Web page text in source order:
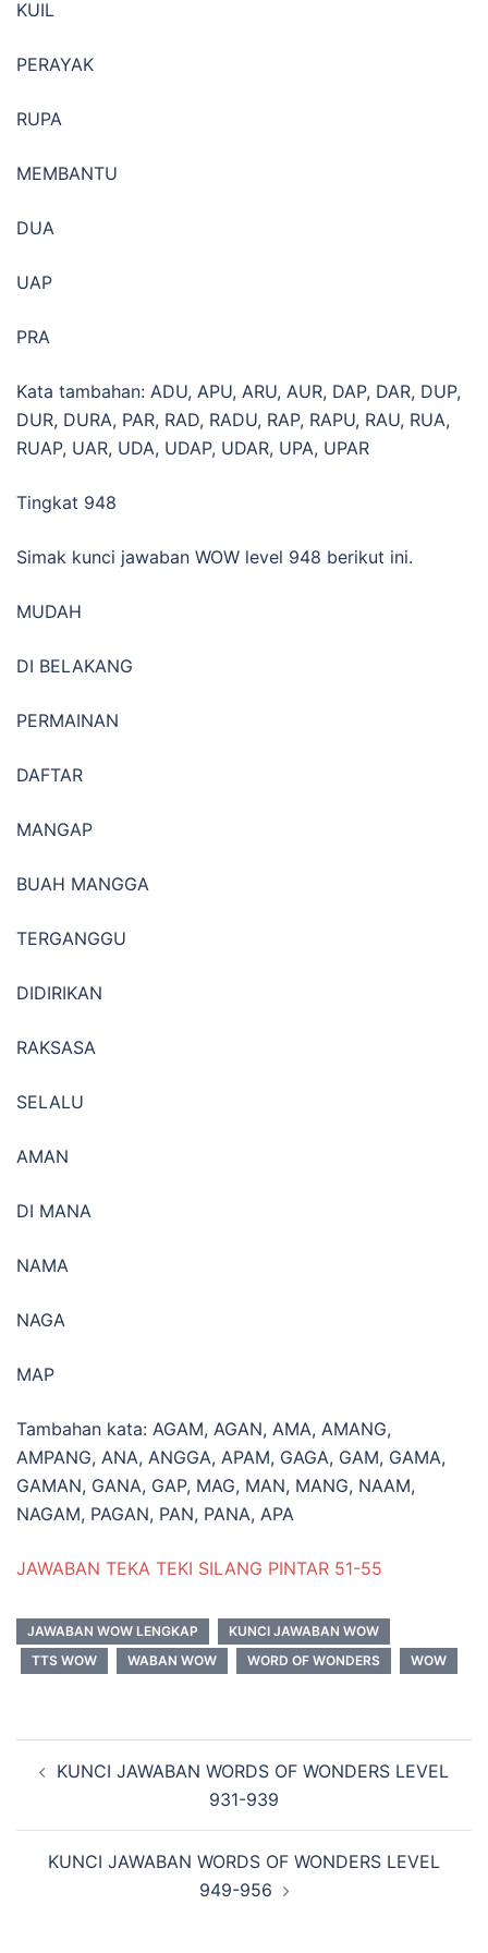
KUIL
PERAYAK
RUPA
MEMBANTU
DUA
UAP
PRA
Kata tambahan: ADU, APU, ARU, AUR, DAP, DAR, DUP,
DUR, DURA, PAR, RAD, RADU, RAP, RAPU, RAU, RUA,
RUAP, UAR, UDA, UDAP, UDAR, UPA, UPAR
Tingkat 948
Simak kunci jawaban WOW level 948 berikut ini.
MUDAH
DI BELAKANG
PERMAINAN
DAFTAR
MANGAP
BUAH MANGGA
TERGANGGU
DIDIRIKAN
RAKSASA
SELALU
AMAN
DI MANA
NAMA
NAGA
MAP
Tambahan kata: AGAM, AGAN, AMA, AMANG,
AMPANG, ANA, ANGGA, APAM, GAGA, GAM, GAMA,
GAMAN, GANA, GAP, MAG, MAN, MANG, NAAM,
NAGAM, PAGAN, PAN, PANA, APA
JAWABAN TEKA TEKI SILANG PINTAR 51-55
JAWABAN WOW LENGKAP
KUNCI JAWABAN WOW
TTS WOW
WABAN WOW WORD OF WONDERS WOW
Navigasi
KUNCI JAWABAN WORDS OF WONDERS LEVEL
931-939
KUNCI JAWABAN WORDS OF WONDERS LEVEL
949-956